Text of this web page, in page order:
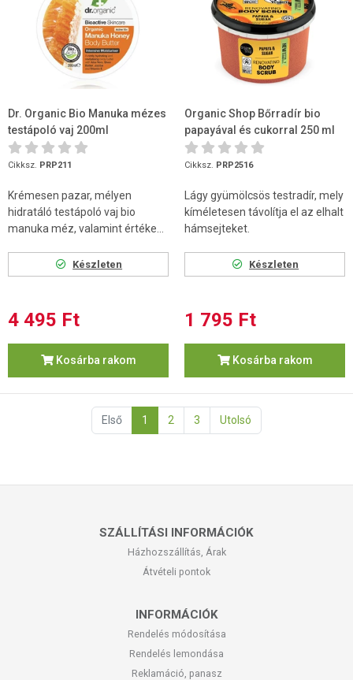
Dr. Organic Bio Manuka mézes
testápoló vaj 200ml
Cikksz. PRP211
Krémesen pazar, mélyen
hidratáló testápoló vaj bio
manuka méz, valamint értéke...
Készleten
4 495 Ft
Kosárba rakom
Organic Shop Bőrradír bio
papayával és cukorral 250 ml
Cikksz. PRP2516
Lágy gyümölcsös testradír, mely
kíméletesen távolítja el az elhalt
hámsejteket.
Készleten
1 795 Ft
Kosárba rakom
Első 1 2 3 Utolsó
SZÁLLÍTÁSI INFORMÁCIÓK
Házhozszállítás, Árak
Átvételi pontok
INFORMÁCIÓK
Rendelés módosítása
Rendelés lemondása
Reklamáció, panasz